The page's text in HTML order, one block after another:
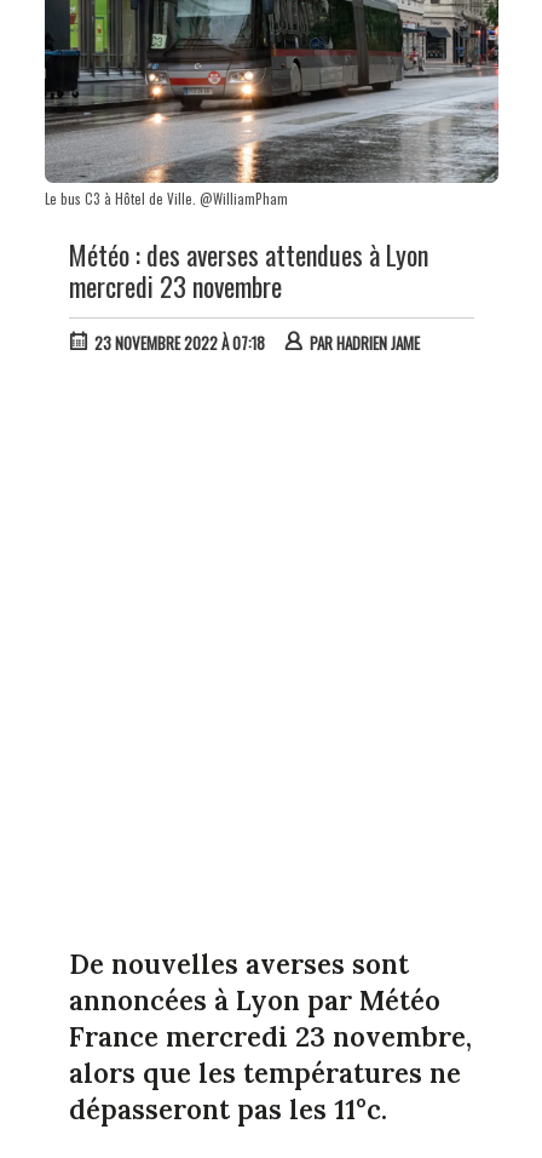
Le bus C3 à Hôtel de Ville. @WilliamPham
Météo : des averses attendues à Lyon
mercredi 23 novembre
23 NOVEMBRE 2022 À 07:18 PARHADRIEN JAME
De nouvelles averses sont
annoncées à Lyon par Météo
France mercredi 23 novembre,
alors que les températures ne
dépasseront pas les 11°c.